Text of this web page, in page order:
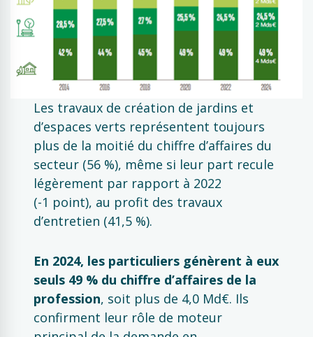
Les travaux de création de jardins et
d’espaces verts représentent toujours
plus de la moitié du chiffre d’affaires du
secteur (56 %), même si leur part recule
légèrement par rapport à 2022
(-1 point), au profit des travaux
d’entretien (41,5 %).
En 2024, les particuliers génèrent à eux
seuls 49 % du chiffre d’affaires de la
profession, soit plus de 4,0 Md€. Ils
confirment leur rôle de moteur